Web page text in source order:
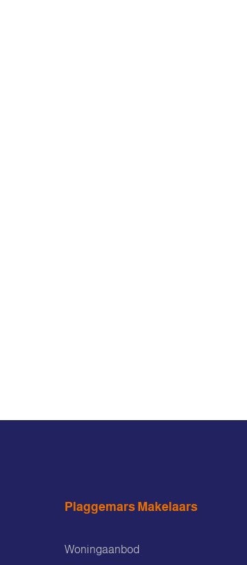
Plaggemars Makelaars
Woningaanbod